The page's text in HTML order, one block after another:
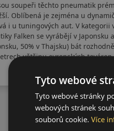
soupeři těchto pneumatik
Oblíbená je zejména u
i u tuningových aut. V
Falken se vyrábějí v
50% v Thajsku) bát
většinu evropských
Tyto webové
Tyto webové stránky
webových stránek
souborů cookie. Více